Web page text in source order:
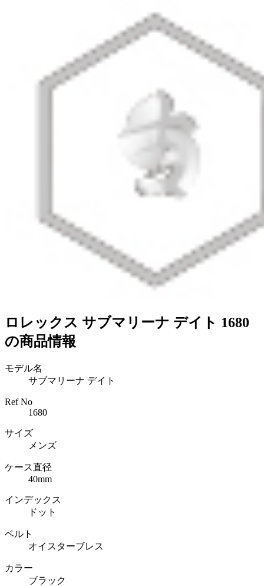
ロレックス サブマリーナ デイト 1680
の商品情報
モデル名
サブマリーナ デイト
Ref No
1680
サイズ
メンズ
ケース直径
40mm
インデックス
ドット
ベルト
オイスターブレス
カラー
ブラック